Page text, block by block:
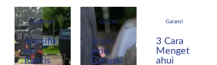
CarsNews
Spesifik
asi
Rantis
CarsOto
Jenis-
jenis
Garansi
Garansi
3 Cara
Menget
ahui